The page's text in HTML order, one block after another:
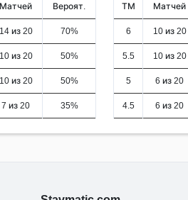
Матчей Вероят.
14 из 20 70%
10 из 20 50%
10 из 20 50%
7 из 20 35%
ТМ Матчей
6 10 из 20
5.5 10 из 20
5 6 из 20
4.5 6 из 20